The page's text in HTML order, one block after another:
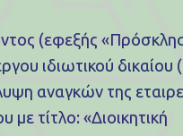
(εφεξής
ιδιωτικού δικαίου
αναγκών της
με τίτλο: «Διοικητική